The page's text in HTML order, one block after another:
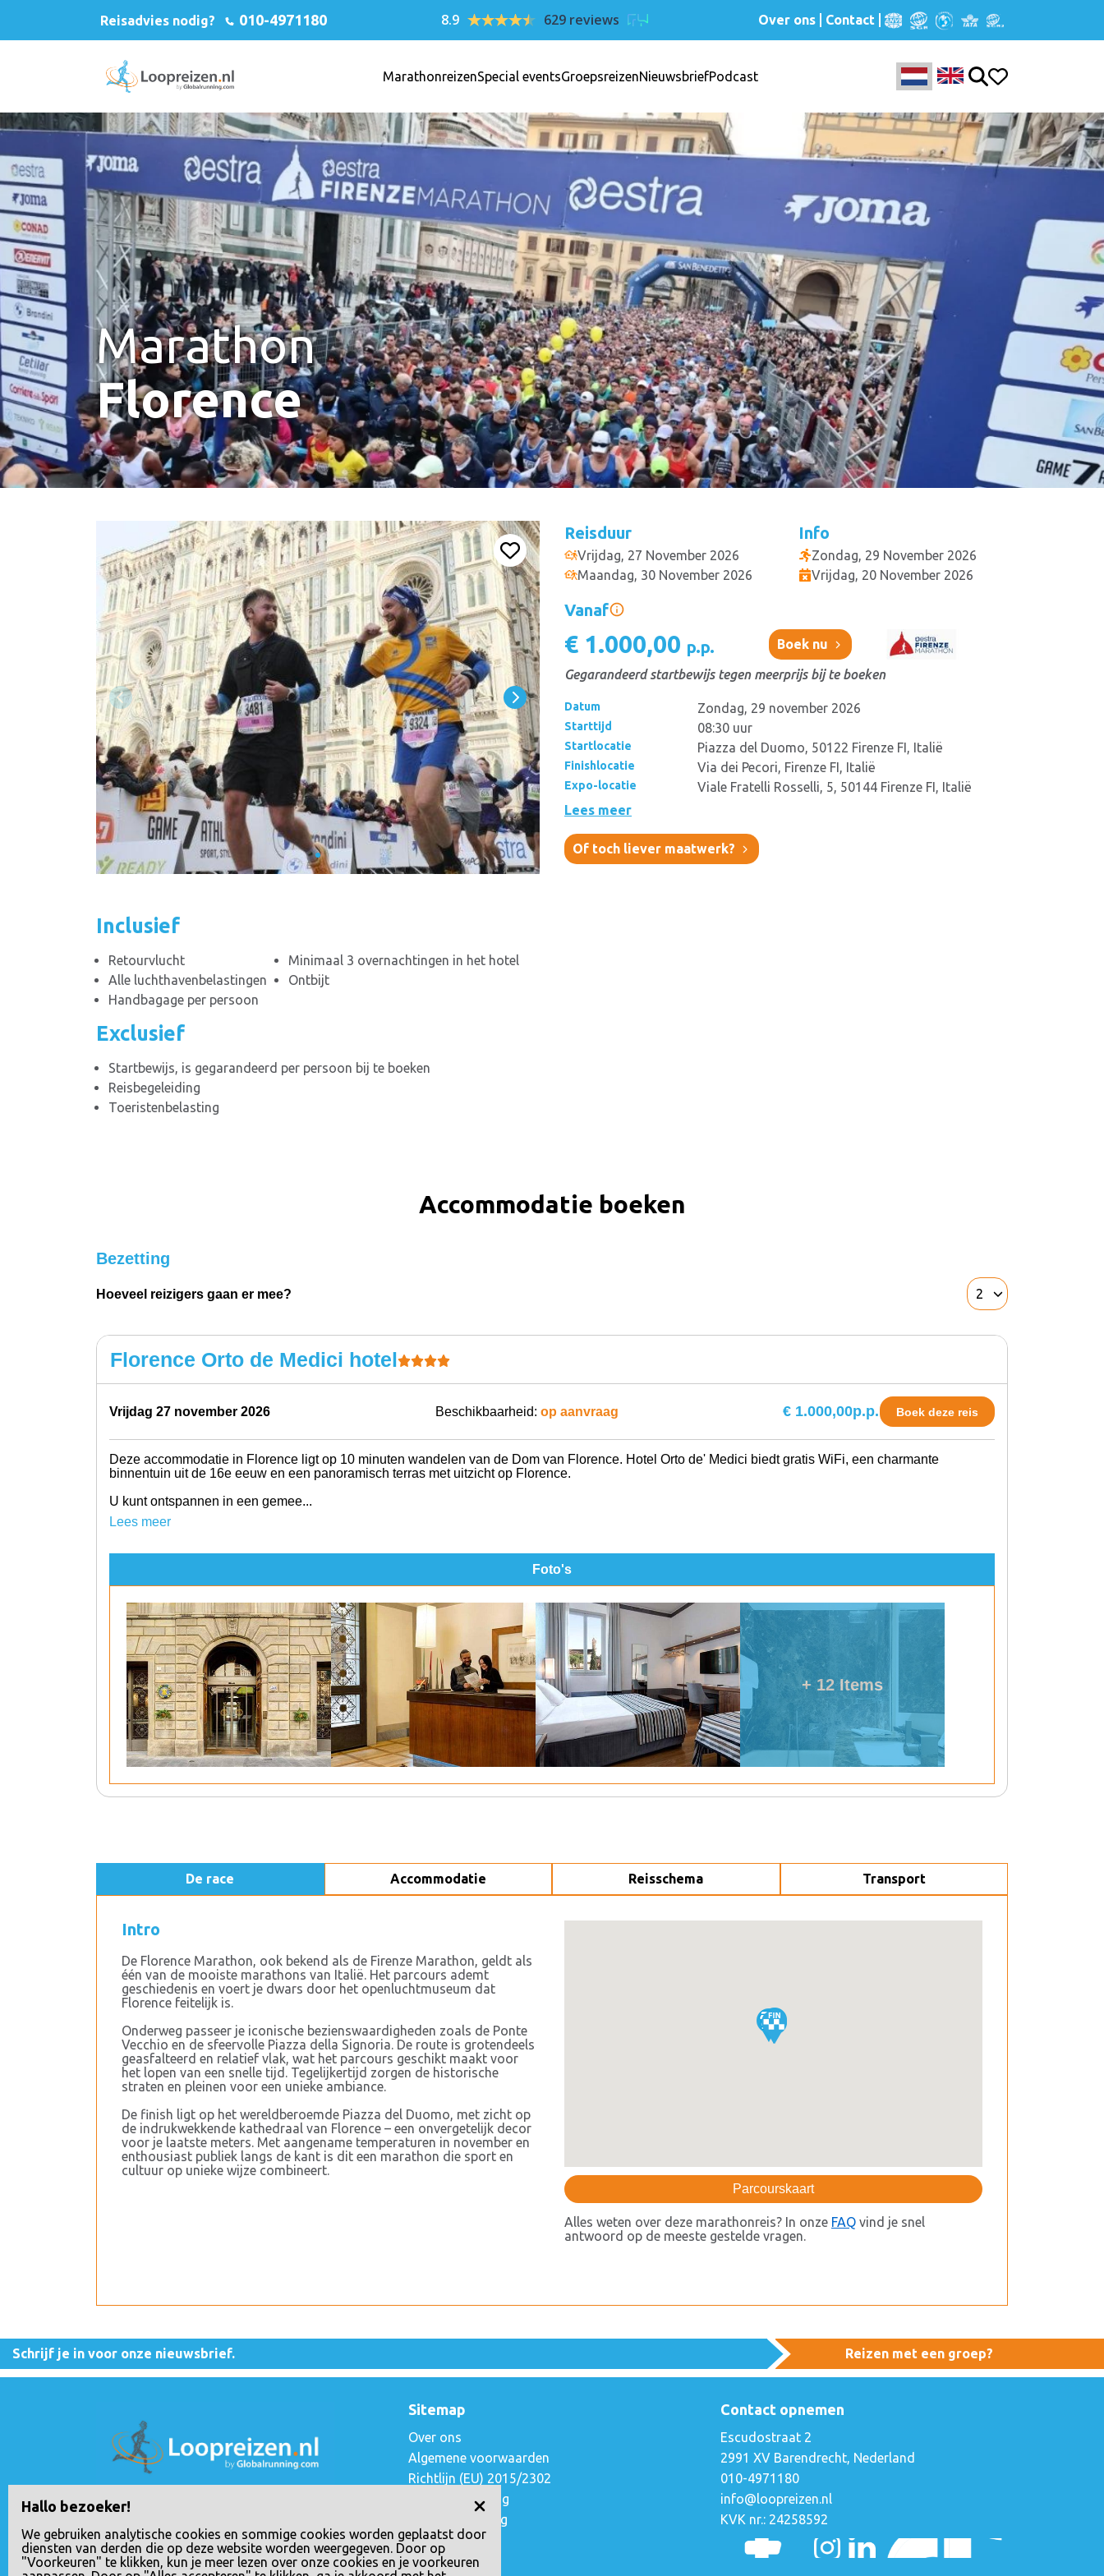
Reisadvies nodig? 010-4971180 8.9 629 reviews Over ons Contact
MarathonreizenSpecial eventsGroepsreizenNieuwsbriefPodcast
Marathon
Florence
Inclusief
Retourvlucht
Alle luchthavenbelastingen
Handbagage per persoon
Minimaal 3 overnachtingen in het hotel
Ontbijt
Exclusief
Startbewijs, is gegarandeerd per persoon bij te boeken
Reisbegeleiding
Toeristenbelasting
Reisduur
Vrijdag, 27 November 2026
Maandag, 30 November 2026
Info
Zondag, 29 November 2026
Vrijdag, 20 November 2026
Vanaf
€ 1.000,00 p.p. Boek nu
Gegarandeerd startbewijs tegen meerprijs bij te boeken
Datum Zondag, 29 november 2026
Starttijd 08:30 uur
Startlocatie Piazza del Duomo, 50122 Firenze FI, Italië
Finishlocatie Via dei Pecori, Firenze FI, Italië
Expo-locatie
Viale Fratelli Rosselli, 5, 50144 Firenze FI, Italië
Lees meer
Of toch liever maatwerk?
Accommodatie boeken
Bezetting
Hoeveel reizigers gaan er mee?
Florence Orto de Medici hotel
vrijdag 27 november 2026 Beschikbaarheid: op aanvraag € 1.000,00p.p. Boek deze reis
Deze accommodatie in Florence ligt op 10 minuten wandelen van de Dom van Florence. Hotel Orto de' Medici biedt gratis WiFi, een charmante
binnentuin uit de 16e eeuw en een panoramisch terras met uitzicht op Florence.
U kunt ontspannen in een gemee...
Lees meer
Foto's
+ 12 Items
De race Accommodatie Reisschema Transport
Intro
De Florence Marathon, ook bekend als de Firenze Marathon, geldt als
één van de mooiste marathons van Italië. Het parcours ademt
geschiedenis en voert je dwars door het openluchtmuseum dat
Florence feitelijk is.
Onderweg passeer je iconische bezienswaardigheden zoals de Ponte
Vecchio en de sfeervolle Piazza della Signoria. De route is grotendeels
geasfalteerd en relatief vlak, wat het parcours geschikt maakt voor
het lopen van een snelle tijd. Tegelijkertijd zorgen de historische
straten en pleinen voor een unieke ambiance.
De finish ligt op het wereldberoemde Piazza del Duomo, met zicht op
de indrukwekkende kathedraal van Florence – een onvergetelijk decor
voor je laatste meters. Met aangename temperaturen in november en
enthousiast publiek langs de kant is dit een marathon die sport en
cultuur op unieke wijze combineert.
Parcourskaart
Alles weten over deze marathonreis? In onze FAQ vind je snel
antwoord op de meeste gestelde vragen.
Hallo bezoeker!
We gebruiken analytische cookies en sommige cookies worden geplaatst door
diensten van derden die op deze website worden weergegeven. Door op
"Voorkeuren" te klikken, kun je meer lezen over onze cookies en je voorkeuren
Schrijf je in voor onze nieuwsbrief. Reizen met een groep?
Loopreizen is een handelsnaam van Rho Delta
Kamer van Koophandel onder nummer
24258592. Het BTW nummer van Rho Delta
Sitemap
Over ons
Algemene voorwaarden
Richtlijn (EU) 2015/2302
Privacyverklaring
Cookieverklaring
Copyright
FAQ
Contact opnemen
Escudostraat 2
2991 XV Barendrecht, Nederland
010-4971180
info@loopreizen.nl
KVK nr.: 24258592